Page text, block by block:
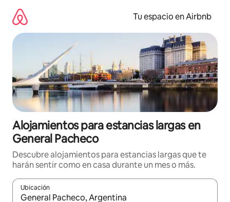
contenido
Tu espacio en Airbnb
Alojamientos para estancias largas en
General Pacheco
Descubre alojamientos para estancias largas que te
harán sentir como en casa durante un mes o más.
Ubicación
Cuando los resultados estén disponibles, podrás navegar